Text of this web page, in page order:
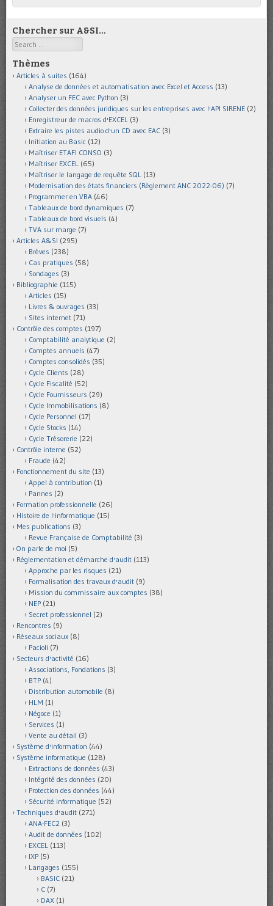
Chercher sur A&SI…
Search
Thèmes
Articles à suites (164)
Analyse de données et automatisation avec Excel et Access (13)
Analyser un FEC avec Python (3)
Collecter des données juridiques sur les entreprises avec l'API SIRENE (2)
Enregistreur de macros d'EXCEL (3)
Extraire les pistes audio d'un CD avec EAC (3)
Initiation au Basic (12)
Maîtriser ETAFI CONSO (3)
Maîtriser EXCEL (65)
Maîtriser le langage de requête SQL (13)
Modernisation des états financiers (Règlement ANC 2022-06) (7)
Programmer en VBA (46)
Tableaux de bord dynamiques (7)
Tableaux de bord visuels (4)
TVA sur marge (7)
Articles A&SI (295)
Brèves (238)
Cas pratiques (58)
Sondages (3)
Bibliographie (115)
Articles (15)
Livres & ouvrages (33)
Sites internet (71)
Contrôle des comptes (197)
Comptabilité analytique (2)
Comptes annuels (47)
Comptes consolidés (35)
Cycle Clients (28)
Cycle Fiscalité (52)
Cycle Fournisseurs (29)
Cycle Immobilisations (8)
Cycle Personnel (17)
Cycle Stocks (14)
Cycle Trésorerie (22)
Contrôle interne (52)
Fraude (42)
Fonctionnement du site (13)
Appel à contribution (1)
Pannes (2)
Formation professionnelle (26)
Histoire de l'informatique (15)
Mes publications (3)
Revue Française de Comptabilité (3)
On parle de moi (5)
Réglementation et démarche d'audit (113)
Approche par les risques (21)
Formalisation des travaux d'audit (9)
Mission du commissaire aux comptes (38)
NEP (21)
Secret professionnel (2)
Rencontres (9)
Réseaux sociaux (8)
Pacioli (7)
Secteurs d'activité (16)
Associations, Fondations (3)
BTP (4)
Distribution automobile (8)
HLM (1)
Négoce (1)
Services (1)
Vente au détail (3)
Système d'information (44)
Système informatique (128)
Extractions de données (43)
Intégrité des données (20)
Protection des données (44)
Sécurité informatique (52)
Techniques d'audit (271)
ANA-FEC2 (3)
Audit de données (102)
EXCEL (113)
IXP (5)
Langages (155)
BASIC (21)
C (7)
DAX (1)